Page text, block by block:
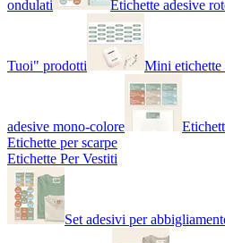
ondulati Etichette adesive
Tuoi" prodotti Mini etichette
adesive mono-colore
Etichette per scarpe
Etichette Per Vestiti
Set adesivi per